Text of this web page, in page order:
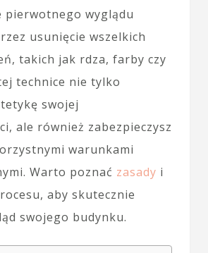
pierwotnego wyglądu
usunięcie wszelkich
takich jak rdza, farby czy
technice nie tylko
swojej
ale również zabezpieczysz
warunkami
Warto poznać zasady i
aby skutecznie
swojego budynku.